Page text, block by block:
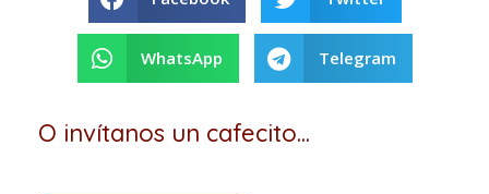
WhatsApp Telegram
O invítanos un cafecito...